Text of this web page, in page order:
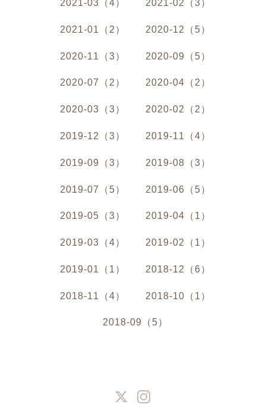
2021-03（4） 2021-02（3）
2021-01（2） 2020-12（5）
2020-11（3） 2020-09（5）
2020-07（2） 2020-04（2）
2020-03（3） 2020-02（2）
2019-12（3） 2019-11（4）
2019-09（3） 2019-08（3）
2019-07（5） 2019-06（5）
2019-05（3） 2019-04（1）
2019-03（4） 2019-02（1）
2019-01（1） 2018-12（6）
2018-11（4） 2018-10（1）
2018-09（5）